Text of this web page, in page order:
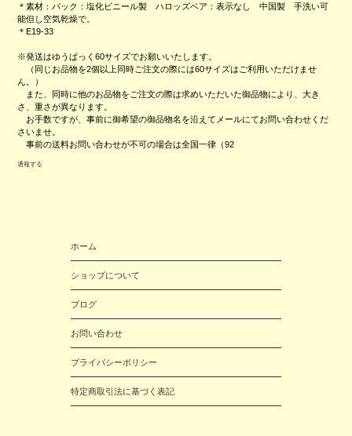
＊素材：バック：塩化ビニール製 ハロッズベア：表示なし 中国製 手洗い可
能但し空気乾燥で。
＊E19-33
※発送はゆうぱっく60サイズでお願いいたします。
（同じお品物を2個以上同時ご注文の際には60サイズはご利用いただけませ
ん。）
また、同時に他のお品物をご注文の際は求めいただいた御品物により、大き
さ、重さが異なります。
お手数ですが、事前に御希望の御品物名を沿えてメールにてお問い合わせくだ
さいませ。
事前の送料お問い合わせが不可の場合は全国一律（92
通報する
ホーム
ショップについて
ブログ
お問い合わせ
プライバシーポリシー
特定商取引法に基づく表記